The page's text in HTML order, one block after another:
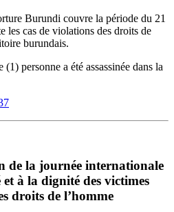
Burundi couvre la période du 21
les cas de violations des droits de
burundais.
(1) personne a été assassinée dans la
de la journée internationale
à la dignité des victimes
droits de l’homme